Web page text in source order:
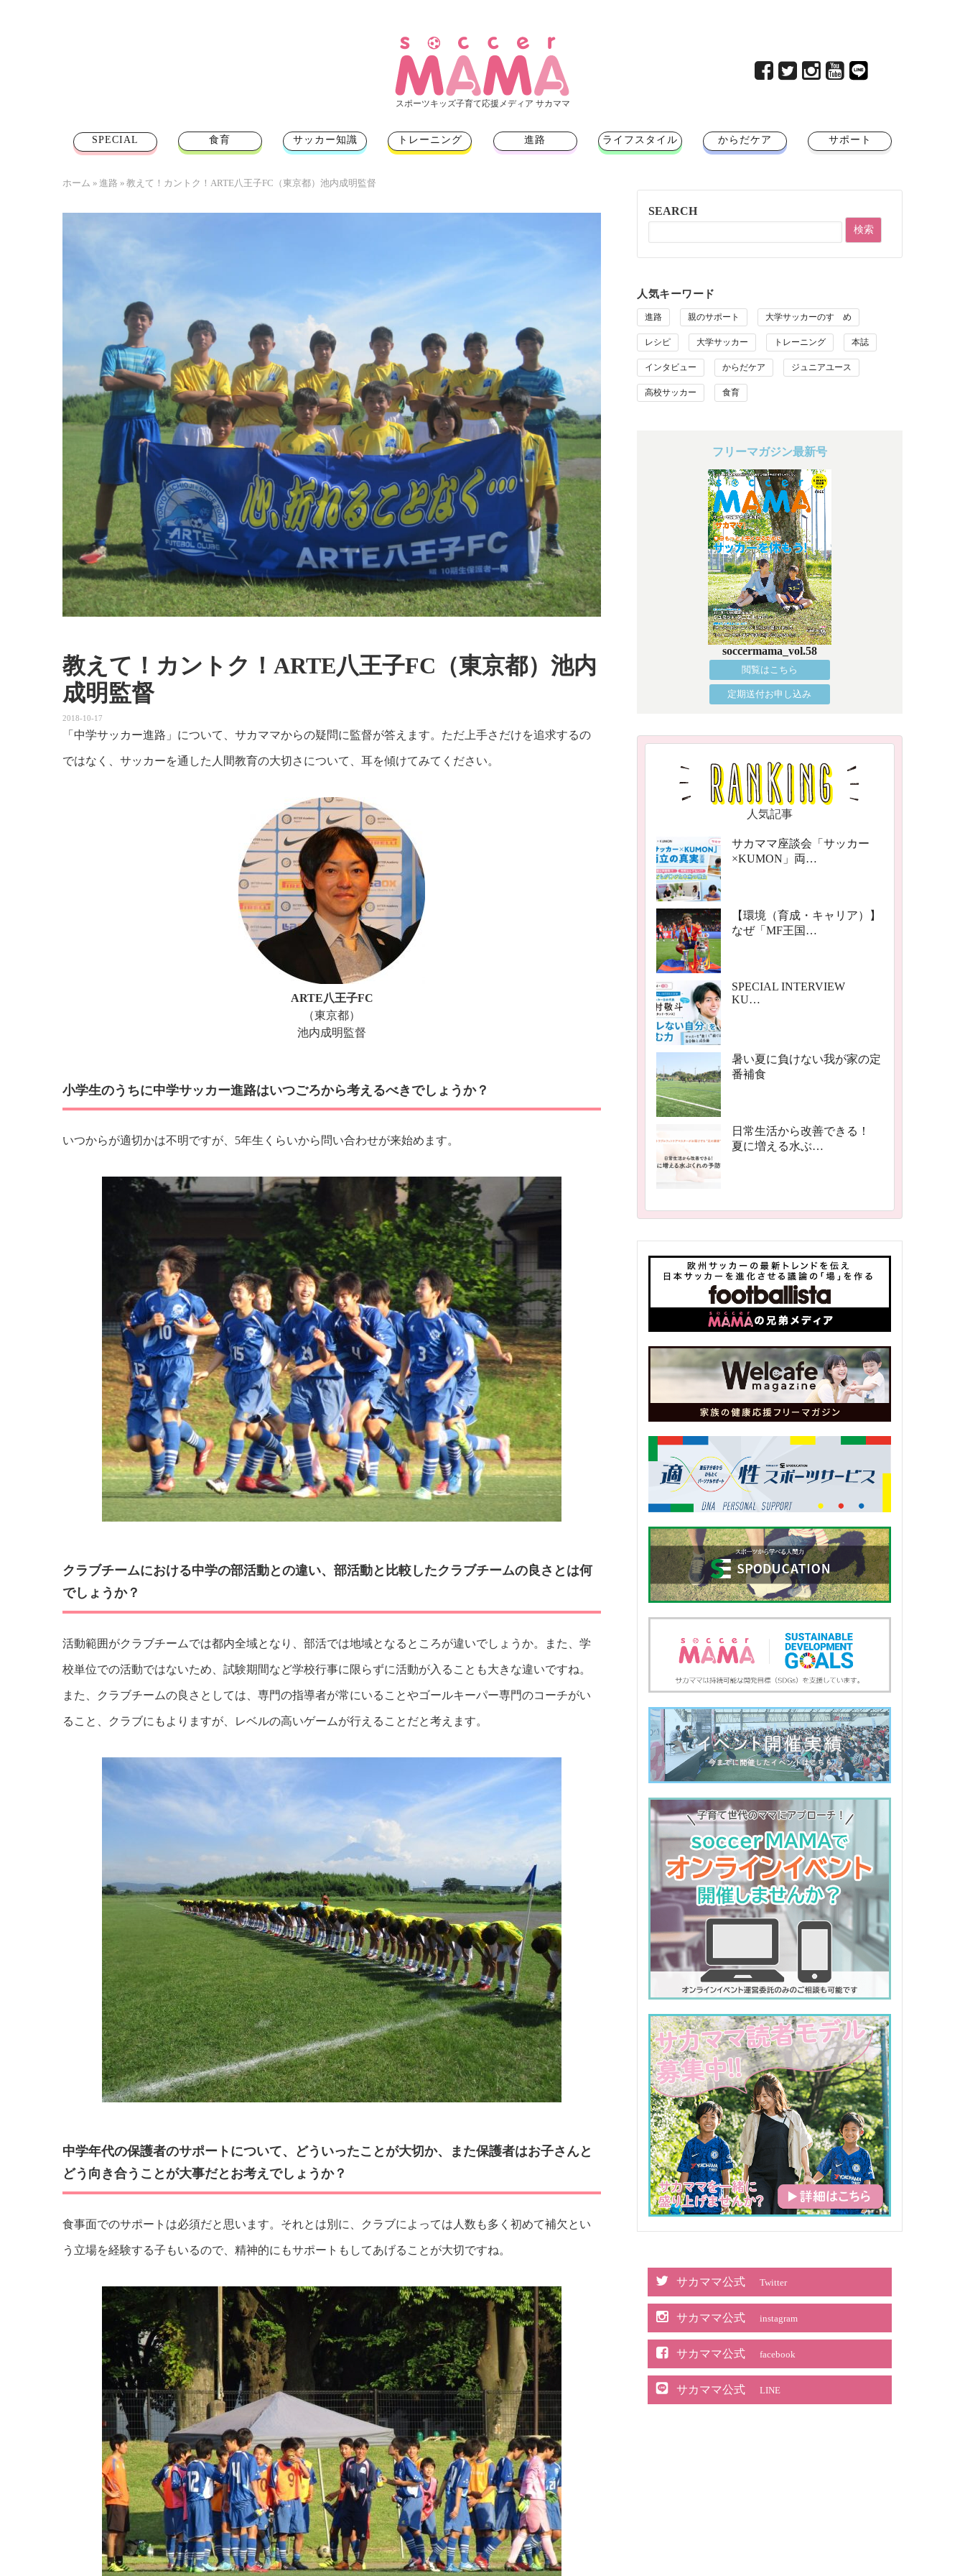
スポーツキッズ子育て応援メディア サカママ
SPECIAL 食育 サッカー知識 トレーニング 進路 ライフスタイル からだケア サポート
ホーム » 進路 » 教えて！カントク！ARTE八王子FC（東京都）池内成明監督
教えて！カントク！ARTE八王子FC（東京都）池内
成明監督
2018-10-17
「中学サッカー進路」について、サカママからの疑問に監督が答えます。ただ上手さだけを追求するの
ではなく、サッカーを通した人間教育の大切さについて、耳を傾けてみてください。
ARTE八王子FC
（東京都）
池内成明監督
小学生のうちに中学サッカー進路はいつごろから考えるべきでしょうか？
いつからが適切かは不明ですが、5年生くらいから問い合わせが来始めます。
クラブチームにおける中学の部活動との違い、部活動と比較したクラブチームの良さとは何
でしょうか？
活動範囲がクラブチームでは都内全域となり、部活では地域となるところが違いでしょうか。また、学
校単位での活動ではないため、試験期間など学校行事に限らずに活動が入ることも大きな違いですね。
また、クラブチームの良さとしては、専門の指導者が常にいることやゴールキーパー専門のコーチがい
ること、クラブにもよりますが、レベルの高いゲームが行えることだと考えます。
中学年代の保護者のサポートについて、どういったことが大切か、また保護者はお子さんと
どう向き合うことが大事だとお考えでしょうか？
食事面でのサポートは必須だと思います。それとは別に、クラブによっては人数も多く初めて補欠とい
う立場を経験する子もいるので、精神的にもサポートもしてあげることが大切ですね。
SEARCH
人気キーワード
進路 親のサポート 大学サッカーのすゝめ
レシピ 大学サッカー トレーニング 本誌
インタビュー からだケア ジュニアユース
高校サッカー 食育
フリーマガジン最新号
soccermama_vol.58
閲覧はこちら
定期送付お申し込み
人気記事
サカママ座談会「サッカー
×KUMON」両…
【環境（育成・キャリア）】
なぜ「MF王国…
SPECIAL INTERVIEW
KU…
暑い夏に負けない我が家の定
番補食
日常生活から改善できる！
夏に増える水ぶ…
サカママ公式 Twitter
サカママ公式 instagram
サカママ公式 facebook
サカママ公式 LINE